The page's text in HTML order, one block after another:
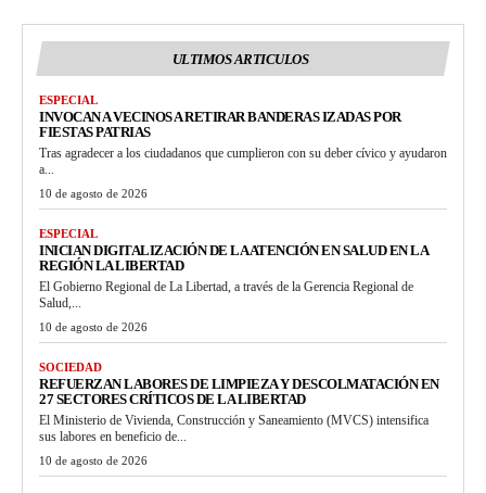
ULTIMOS ARTICULOS
ESPECIAL
INVOCAN A VECINOS A RETIRAR BANDERAS IZADAS POR
FIESTAS PATRIAS
Tras agradecer a los ciudadanos que cumplieron con su deber cívico y ayudaron
a...
10 de agosto de 2026
ESPECIAL
INICIAN DIGITALIZACIÓN DE LA ATENCIÓN EN SALUD EN LA
REGIÓN LA LIBERTAD
El Gobierno Regional de La Libertad, a través de la Gerencia Regional de
Salud,...
10 de agosto de 2026
SOCIEDAD
REFUERZAN LABORES DE LIMPIEZA Y DESCOLMATACIÓN EN
27 SECTORES CRÍTICOS DE LA LIBERTAD
El Ministerio de Vivienda, Construcción y Saneamiento (MVCS) intensifica
sus labores en beneficio de...
10 de agosto de 2026